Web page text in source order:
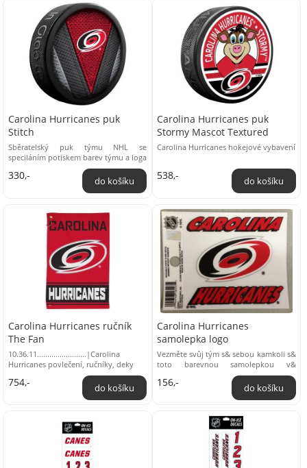
Carolina Hurricanes puk
Stitch
Sběratelský puk týmu NHL se
speciláním potiskem barev týmu a loga
330,-
Carolina Hurricanes puk
Stormy Mascot Textured
Carolina Hurricanes hokejové vybavení
538,-
Carolina Hurricanes ručník
The Fan
10.36.11........................|Carolina
Hurricanes povlečení, ručníky, deky
754,-
Carolina Hurricanes
samolepka logo
Vezměte svůj tým s& sebou kamkoli s&
toto barevnou samolepkou v&
podobě loga & & & & * Ideální ...
156,-